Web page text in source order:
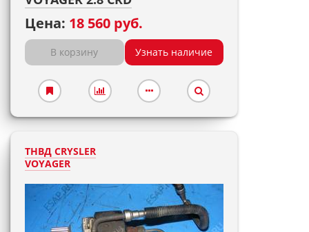
Цена: 18 560 руб.
В корзину Узнать наличие
ТНВД CRYSLER
VOYAGER